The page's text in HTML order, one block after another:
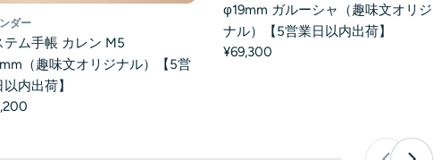
ダー
テム手帳 カレン M5
（趣味文オリジナル）【5営
内出荷】
φ19mm ガルーシャ（趣味文オリジ
ナル）【5営業日以内出荷】
¥69,300